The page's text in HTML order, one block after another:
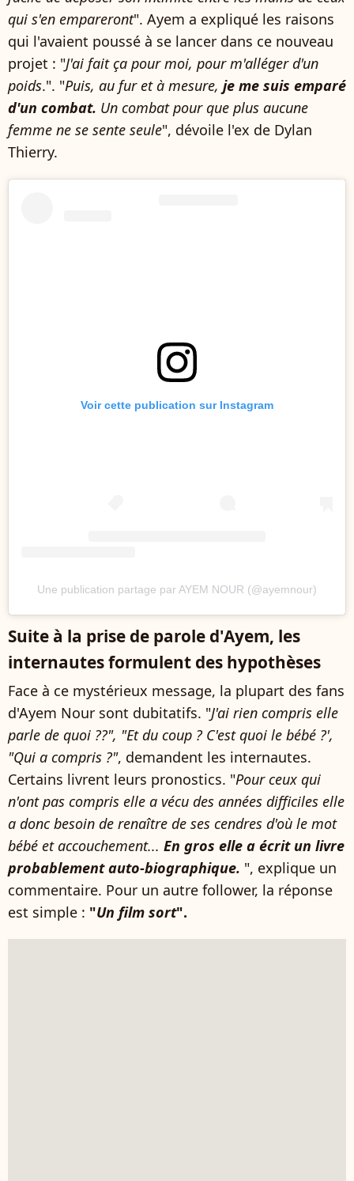
qui s'en empareront". Ayem a expliqué les raisons
qui l'avaient poussé à se lancer dans ce nouveau
projet : "J'ai fait ça pour moi, pour m'alléger d'un
poids.". "Puis, au fur et à mesure, je me suis emparé
d'un combat. Un combat pour que plus aucune
femme ne se sente seule", dévoile l'ex de Dylan
Thierry.
Voir cette publication sur Instagram
Une publication partage par AYEM NOUR (@ayemnour)
Suite à la prise de parole d'Ayem, les
internautes formulent des hypothèses
Face à ce mystérieux message, la plupart des fans
d'Ayem Nour sont dubitatifs. "J'ai rien compris elle
parle de quoi ??", "Et du coup ? C'est quoi le bébé ?',
"Qui a compris ?", demandent les internautes.
Certains livrent leurs pronostics. "Pour ceux qui
n'ont pas compris elle a vécu des années difficiles elle
a donc besoin de renaître de ses cendres d'où le mot
bébé et accouchement... En gros elle a écrit un livre
probablement auto-biographique. ", explique un
commentaire. Pour un autre follower, la réponse
est simple : "Un film sort".